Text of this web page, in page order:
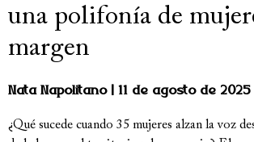
una polifonía de
margen
Nata Napolitano 11 de agosto de 2025
¿Qué sucede cuando 35 mujeres alzan la voz